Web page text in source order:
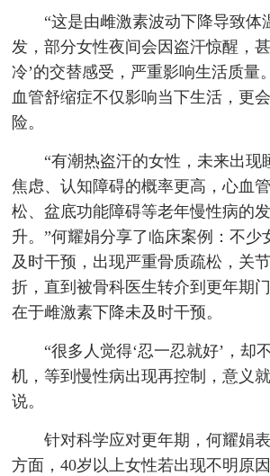
“这是由雌激素波动下降导致体
发，部分女性夜间会因盗汗惊醒，
冷’的交替感受，严重影响生活质量
血管舒缩症不仅影响当下生活，更
险。
“有潮热盗汗的女性，未来出现
焦虑、认知障碍的概率更高，心血
松、盆底功能障碍等老年慢性病的
升。”何耀娟分享了临床案例：不少
及时干预，出现严重骨质疏松，关
折，直到被骨科医生转介到更年期
在于雌激素下降未及时干预。
“很多人觉得‘忍一忍就好’，却
机，等到慢性病出现再控制，意义
说。
针对科学应对更年期，何耀娟
方面，40岁以上女性若出现不明原